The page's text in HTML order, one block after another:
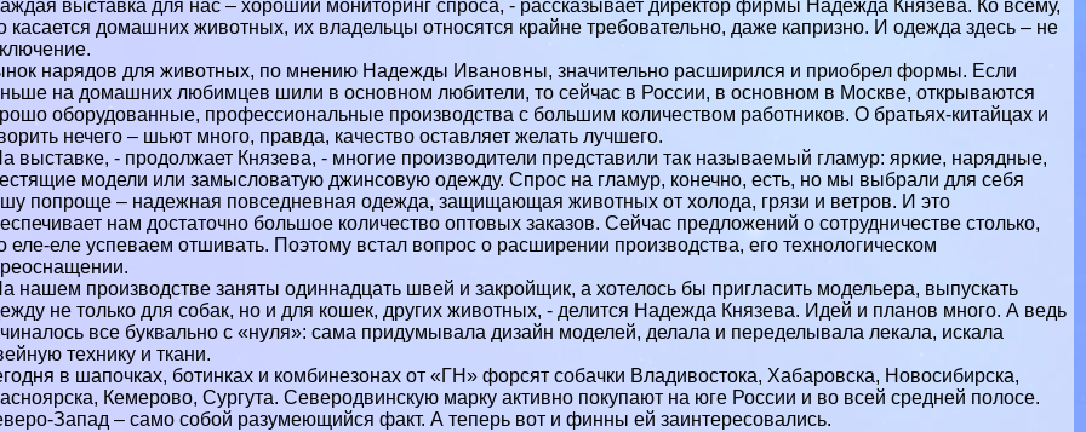
выставка для нас – хороший мониторинг спроса, - рассказывает директор фирмы Надежда Князева. Ко всему,
касается домашних животных, их владельцы относятся крайне требовательно, даже капризно. И одежда здесь – не
нарядов для животных, по мнению Надежды Ивановны, значительно расширился и приобрел формы. Если
на домашних любимцев шили в основном любители, то сейчас в России, в основном в Москве, открываются
оборудованные, профессиональные производства с большим количеством работников. О братьях-китайцах и
нечего – шьют много, правда, качество оставляет желать лучшего.
выставке, - продолжает Князева, - многие производители представили так называемый гламур: яркие, нарядные,
модели или замысловатую джинсовую одежду. Спрос на гламур, конечно, есть, но мы выбрали для себя
попроще – надежная повседневная одежда, защищающая животных от холода, грязи и ветров. И это
нам достаточно большое количество оптовых заказов. Сейчас предложений о сотрудничестве столько,
еле-еле успеваем отшивать. Поэтому встал вопрос о расширении производства, его технологическом
нашем производстве заняты одиннадцать швей и закройщик, а хотелось бы пригласить модельера, выпускать
не только для собак, но и для кошек, других животных, - делится Надежда Князева. Идей и планов много. А ведь
все буквально с «нуля»: сама придумывала дизайн моделей, делала и переделывала лекала, искала
технику и ткани.
в шапочках, ботинках и комбинезонах от «ГН» форсят собачки Владивостока, Хабаровска, Новосибирска,
Кемерово, Сургута. Северодвинскую марку активно покупают на юге России и во всей средней полосе.
Запад – само собой разумеющийся факт. А теперь вот и финны ей заинтересовались.